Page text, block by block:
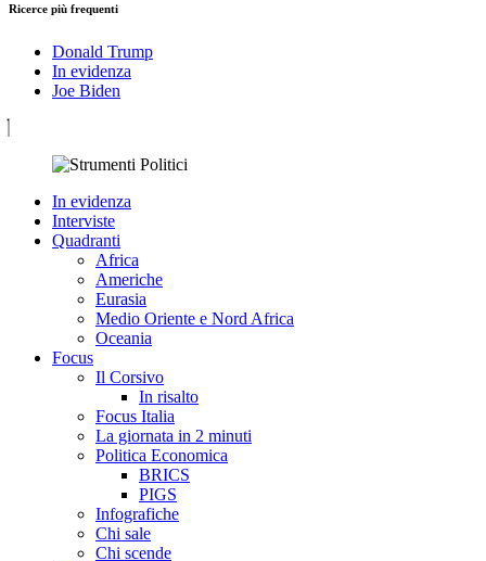
Ricerce più frequenti
Donald Trump
In evidenza
Joe Biden
In evidenza
Interviste
Quadranti
Africa
Americhe
Eurasia
Medio Oriente e Nord Africa
Oceania
Focus
Il Corsivo
In risalto
Focus Italia
La giornata in 2 minuti
Politica Economica
BRICS
PIGS
Infografiche
Chi sale
Chi scende